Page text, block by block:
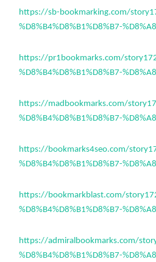
https://sb-bookmarking.com/
%D8%B4%D8%B1%D8%B7-
https://pr1bookmarks.com/
%D8%B4%D8%B1%D8%B7-
https://madbookmarks.com/
%D8%B4%D8%B1%D8%B7-
https://bookmarks4seo.com/
%D8%B4%D8%B1%D8%B7-
https://bookmarkblast.com/
%D8%B4%D8%B1%D8%B7-
https://admiralbookmarks.com/
%D8%B4%D8%B1%D8%B7-